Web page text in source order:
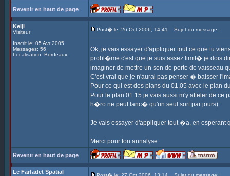
Revenir en haut de page
Keiji
Visiteur
Inscrit le: 05 Avr 2005
Messages: 56
Localisation: Bordeaux
Post� le: 26 Oct 2006, 14:41 Sujet du message:
Ok, je vais essayer d'appliquer tout ce que tu
probl�me c'est que je suis assez limit� je dois
imaginer de mettre un son de porte de vaisseau
C'est vrai que je n'aurai pas penser � baisser
Pour ce qui est des plans du 01.05 avec le plan
Pour le plan 01.15 je vais aussi m'y atteler de
h�ro ne peut lanc� qu'un seul sort par jours).
Je vais essayer d'appliquer tout �a, en esperant
Merci pour ton annalyse.
Revenir en haut de page
Le Farfadet Spatial